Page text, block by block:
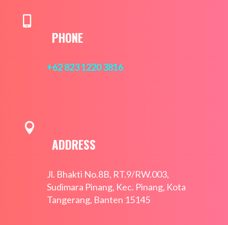
PHONE
+62 823 1220 3816

ADDRESS
Jl. Bhakti No.8B, RT.9/RW.003,
Sudimara Pinang, Kec. Pinang, Kota
Tangerang, Banten 15145